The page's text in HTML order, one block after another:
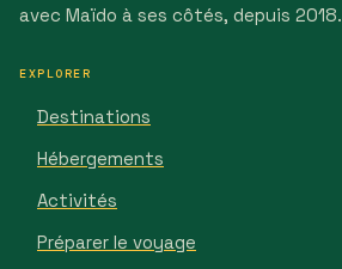
avec Maïdo à ses côtés, depuis 2018.
EXPLORER
Destinations
Hébergements
Activités
Préparer le voyage